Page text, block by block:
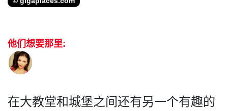
他们想要那里:
在大教堂和城堡之间还有另一­个有趣的